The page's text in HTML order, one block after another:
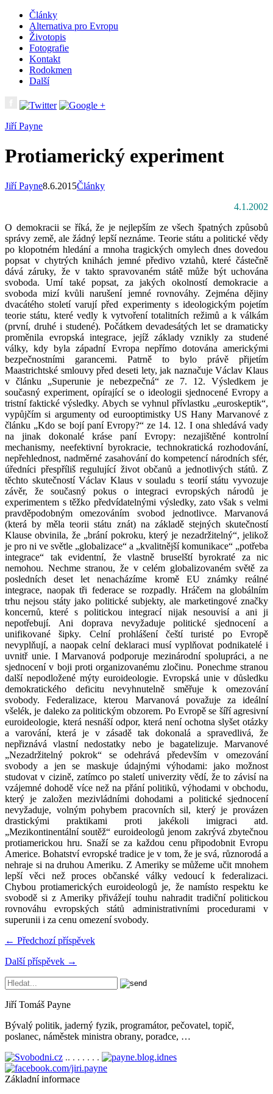
Články
Alternativa pro Evropu
Životopis
Fotografie
Kontakt
Rodokmen
Další
Jiří Payne
Protiamerický experiment
Jiří Payne8.6.2015Články
4.1.2002
O demokracii se říká, že je nejlepším ze všech špatných způsobů
správy země, ale žádný lepší neznáme. Teorie státu a politické vědy
po klopotném hledání a mnoha tragických omylech dnes dovedou
popsat v chytrých knihách jemné předivo vztahů, které částečně
dává záruky, že v takto spravovaném státě může být uchována
svoboda. Umí také popsat, za jakých okolností demokracie a
svoboda mizí kvůli narušení jemné rovnováhy. Zejména dějiny
dvacátého století varují před experimenty s ideologickým pojetím
teorie státu, které vedly k vytvoření totalitních režimů a k válkám
(první, druhé i studené). Počátkem devadesátých let se dramaticky
proměnila evropská integrace, jejíž základy vznikly za studené
války, kdy byla západní Evropa nepřímo dotována americkými
bezpečnostními garancemi. Patrně to bylo právě přijetím
Maastrichtské smlouvy před deseti lety, jak naznačuje Václav Klaus
v článku „Superunie je nebezpečná“ ze 7. 12. Výsledkem je
současný experiment, opírající se o ideologii sjednocené Evropy a
tristní faktické výsledky. Abych se vyhnul přívlastku „euroskeptik“,
vypůjčím si argumenty od eurooptimistky US Hany Marvanové z
článku „Kdo se bojí paní Evropy?“ ze 14. 12. I ona shledává vady
na jinak dokonalé kráse paní Evropy: nezajištěné kontrolní
mechanismy, neefektivní byrokracie, technokratická rozhodování,
nepřehlednost, nadměrné zasahování do kompetencí národních sfér,
úředníci přespříliš regulující život občanů a jednotlivých států. Z
těchto skutečností Václav Klaus v souladu s teorií státu vyvozuje
závěr, že současný pokus o integraci evropských národů je
experimentem s těžko předvídatelnými výsledky, zato však s velmi
pravděpodobným omezováním svobod jednotlivce. Marvanová
(která by měla teorii státu znát) na základě stejných skutečností
Klause obvinila, že „brání pokroku, který je nezadržitelný“, jelikož
je pro ni ve světle „globalizace“ a „kvalitnější komunikace“ „potřeba
integrace“ tak evidentní, že vlastně bruselští byrokraté za nic
nemohou. Nechme stranou, že v celém globalizovaném světě za
posledních deset let nenacházíme kromě EU známky reálné
integrace, naopak tři federace se rozpadly. Hráčem na globálním
trhu nejsou státy jako politické subjekty, ale marketingové značky
koncernů, které s politickou integrací nijak nesouvisí a ani ji
nepotřebují. Ani doprava nevyžaduje politické sjednocení a
unifikované šipky. Celní prohlášení čeští turisté po Evropě
nevyplňují, a naopak celní deklaraci musí vyplňovat podnikatelé i
uvnitř unie. I Marvanová podporuje mezinárodní spolupráci, a ne
sjednocení v boji proti organizovanému zločinu. Ponechme stranou
další nepodložené mýty euroideologie. Evropská unie v důsledku
demokratického deficitu nevyhnutelně směřuje k omezování
svobody. Federalizace, kterou Marvanová považuje za ideální
všelék, je daleko za politickým obzorem. Po Evropě se šíří agresivní
euroideologie, která nesnáší odpor, která není ochotna slyšet otázky
a varování, která je v zásadě tak dokonalá a spravedlivá, že
nepřiznává vlastní nedostatky nebo je bagatelizuje. Marvanové
„Nezadržitelný pokrok“ se odehrává především v omezování
svobody a jen se maskuje údajnými výhodami: jako možnost
studovat v cizině, zatímco po staletí univerzity vědí, že to závisí na
vzájemné dohodě více než na přání politiků, výhodami v obchodu,
který je založen mezivládními dohodami a politické sjednocení
nevyžaduje, volným pohybem pracovních sil, který je provázen
drastickými praktikami proti jakékoli imigraci atd.
„Mezikontinentální soutěž“ euroideologů jenom zakrývá zbytečnou
protiamerickou hru. Snaží se za každou cenu připodobnit Evropu
Americe. Bohatství evropské tradice je v tom, že je svá, různorodá a
nehraje si na druhou Ameriku. Z Ameriky se můžeme učit mnohem
lepší věci než proces občanské války vedoucí k federalizaci.
Chybou protiamerických euroideologů je, že namísto respektu ke
svobodě si z Ameriky přivážejí touhu nahradit tradiční politickou
rovnováhu evropských států administrativními procedurami v
superunii i za cenu omezení svobody.
← Předchozí příspěvek
Další příspěvek →
Jiří Tomáš Payne
Bývalý politik, jaderný fyzik, programátor, pečovatel, topič,
poslanec, náměstek ministra obrany, poradce, …
.. . . . . . .
Základní informace